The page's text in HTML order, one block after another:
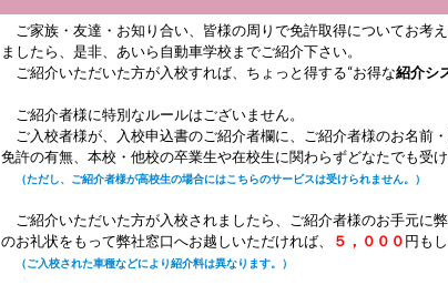
ご家族・友達・お知り合い、皆様の周りで免許取得についてお考
ましたら、是非、あいら自動車学校までご紹介下さい。
ご紹介いただいた方が入校すれば、ちょっと得する“お得な紹介シ
ご紹介者様に特別なルールはございません。
ご入校者様が、入校申込書のご紹介者欄に、ご紹介者様のお名前
免許の有無、本校・他校の卒業生や在校生に関わらずどなたでも受け
（ただし、ご紹介者様が高校生の場合にはこちらのサービスは受けられません。）
ご紹介いただいた方が入校されましたら、ご紹介者様のお手元に
のお礼状をもって弊社窓口へお越しいただければ、
５，０００円も
（ご入校された車種などにより紹介料は異なります。）